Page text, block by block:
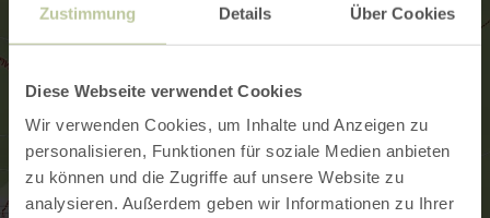
Zustimmung Details Über Cookies
Diese Webseite verwendet Cookies
Wir verwenden Cookies, um Inhalte und Anzeigen zu
personalisieren, Funktionen für soziale Medien anbieten
zu können und die Zugriffe auf unsere Website zu
analysieren. Außerdem geben wir Informationen zu Ihrer